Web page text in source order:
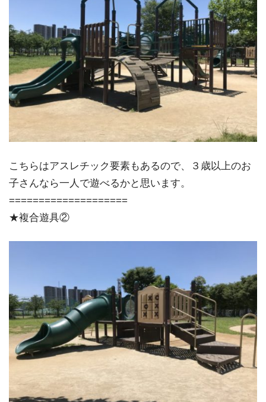
こちらはアスレチック要素もあるので、３歳以上のお
子さんなら一人で遊べるかと思います。
====================
★複合遊具②